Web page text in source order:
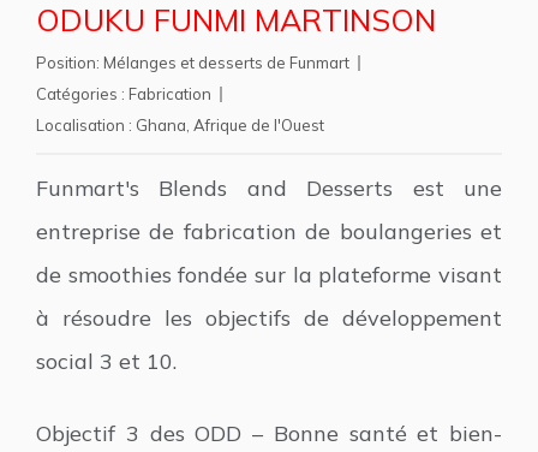
ODUKU FUNMI MARTINSON
Position: Mélanges et desserts de Funmart
Catégories : Fabrication
Localisation : Ghana Afrique de l'Ouest
Funmart's Blends and Desserts est une
entreprise de fabrication de boulangeries et
de smoothies fondée sur la plateforme visant
à résoudre les objectifs de développement
social 3 et 10.
Objectif 3 des ODD – Bonne santé et bien-